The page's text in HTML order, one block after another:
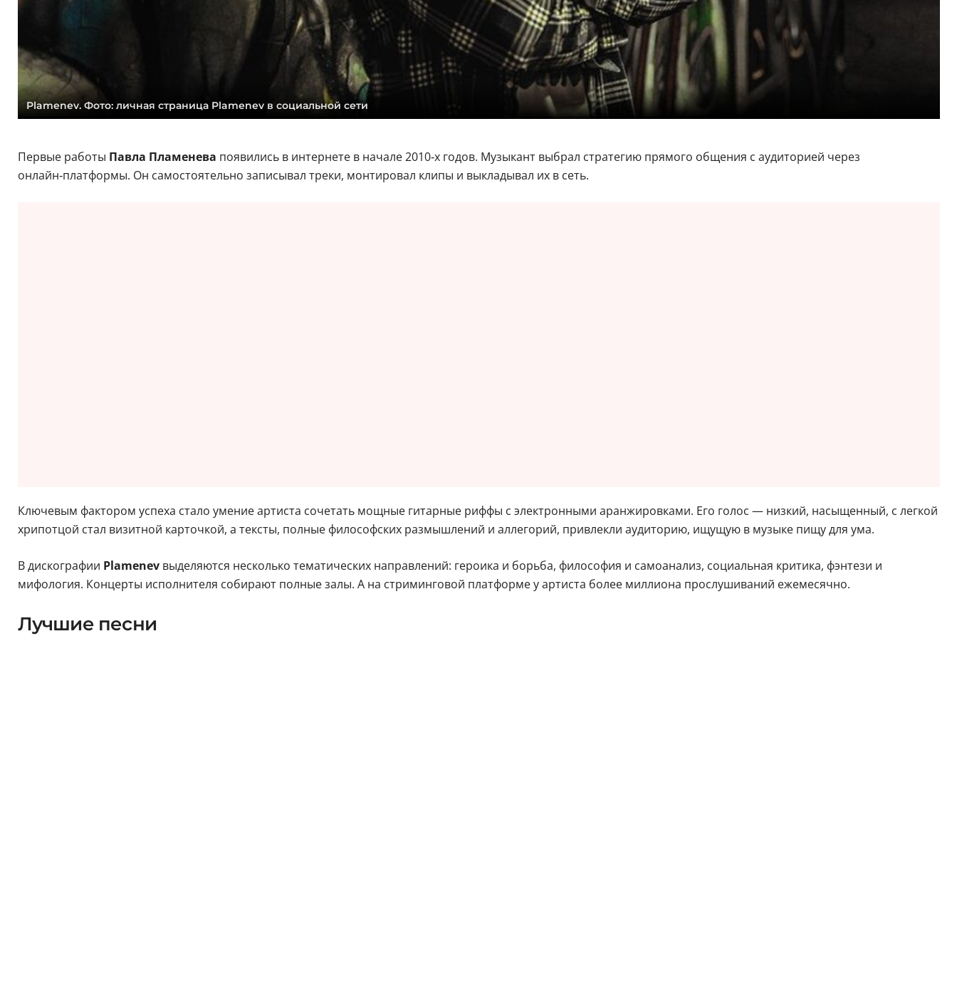
Plamenev. Фото: личная страница Plamenev в социальной сети
Первые работы Павла Пламенева появились в интернете в начале 2010‑х годов. Музыкант выбрал стратегию прямого общения с аудиторией через
онлайн‑платформы. Он самостоятельно записывал треки, монтировал клипы и выкладывал их в сеть.
Ключевым фактором успеха стало умение артиста сочетать мощные гитарные риффы с электронными аранжировками. Его голос — низкий, насыщенный, с легкой
хрипотцой стал визитной карточкой, а тексты, полные философских размышлений и аллегорий, привлекли аудиторию, ищущую в музыке пищу для ума.
В дискографии Plamenevвыделяются несколько тематических направлений: героика и борьба, философия и самоанализ, социальная критика, фэнтези и
мифология. Концерты исполнителя собирают полные залы. А на стриминговой платформе у артиста более миллиона прослушиваний ежемесячно.
Лучшие песни